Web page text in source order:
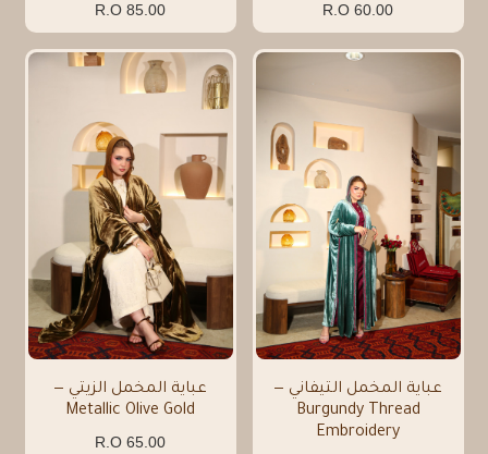
60.00 R.O
85.00 R.O
عباية المخمل التيفاني —
Burgundy Thread
Embroidery
عباية المخمل الزيتي —
Metallic Olive Gold
65.00 R.O